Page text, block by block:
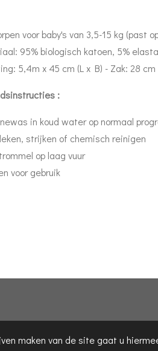
maken van de site gaat u
voor baby's van 3,5-15 kg (past
95% biologisch katoen, 5%
5,4m x 45 cm (L x B) - Zak: 28 cm
:
in koud water op normaal
strijken of chemisch reinigen
op laag vuur
voor gebruik